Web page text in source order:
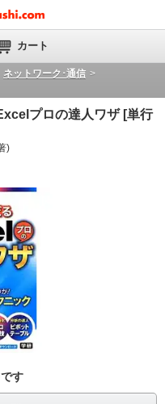
カート
ネットワーク･通信 >
プロの達人ワザ [単行
)
す